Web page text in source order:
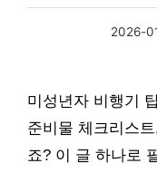
2026-
미성년자 비행기
준비물 체크리스
죠? 이 글 하나로